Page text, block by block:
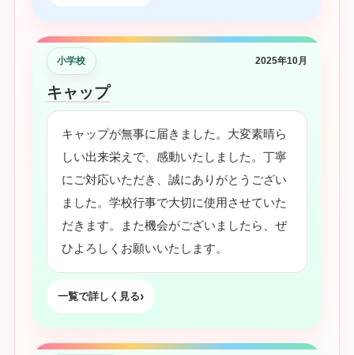
小学校 2025年10月
キャップ
キャップが無事に届きました。大変素晴ら
しい出来栄えで、感動いたしました。丁寧
にご対応いただき、誠にありがとうござい
ました。学校行事で大切に使用させていた
だきます。また機会がございましたら、ぜ
ひよろしくお願いいたします。
一覧で詳しく見る